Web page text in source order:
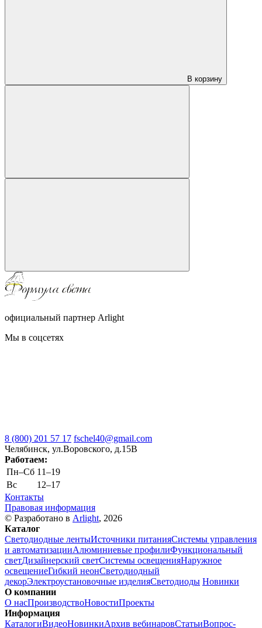
В корзину
официальный партнер Arlight
Мы в соцсетях
8 (800) 201 57 17 fschel40@gmail.com
Челябинск, ул.Воровского, д.15В
Работаем:
Пн–Cб 11–19
Вс
12–17
Контакты
Правовая информация
© Разработано в Arlight, 2026
Каталог
Светодиодные лентыИсточники питанияСистемы управления
и автоматизацииАлюминиевые профилиФункциональный
светДизайнерский светСистемы освещенияНаружное
освещениеГибкий неонСветодиодный
декорЭлектроустановочные изделияСветодиоды Новинки
О компании
О насПроизводствоНовостиПроекты
Информация
КаталогиВидеоНовинкиАрхив вебинаровСтатьиВопрос-